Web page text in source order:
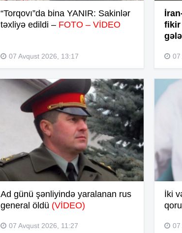
“Torqovı”da bina YANIR: Sakinlər
təxliyə edildi – FOTO – VİDEO
07 Avqust 2026, 13:17
fikir
07
Ad günü şənliyində yaralanan rus
general öldü (VİDEO)
07 Avqust 2026, 11:27
İki
07